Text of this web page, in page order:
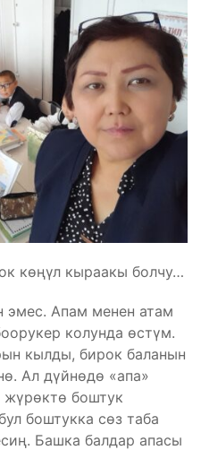
көңүл кыраакы болчу…
Апам менен атам
колунда өстүм.
кылды, бирок баланын
Ал дүйнөдө «апа»
жүрөктө боштук
боштукка сөз таба
Башка балдар апасы